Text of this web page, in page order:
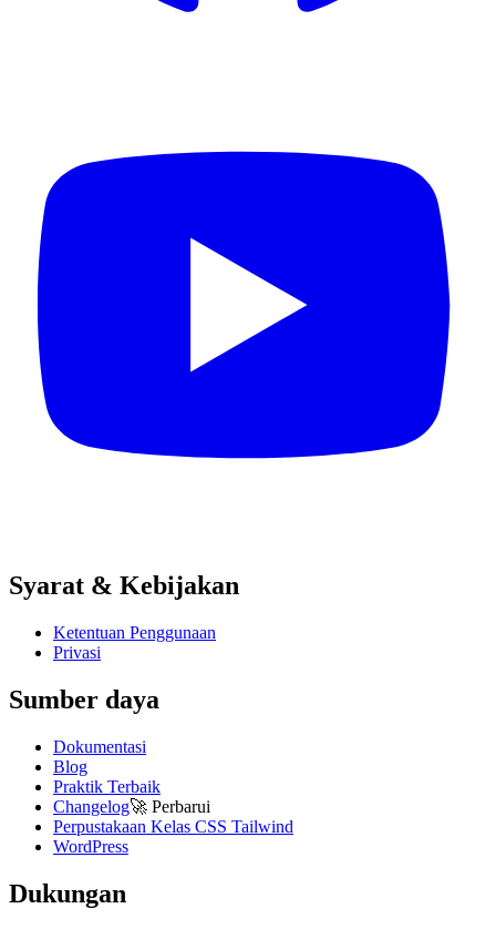
Syarat & Kebijakan
Ketentuan Penggunaan
Privasi
Sumber daya
Dokumentasi
Blog
Praktik Terbaik
Changelog🚀 Perbarui
Perpustakaan Kelas CSS Tailwind
WordPress
Dukungan